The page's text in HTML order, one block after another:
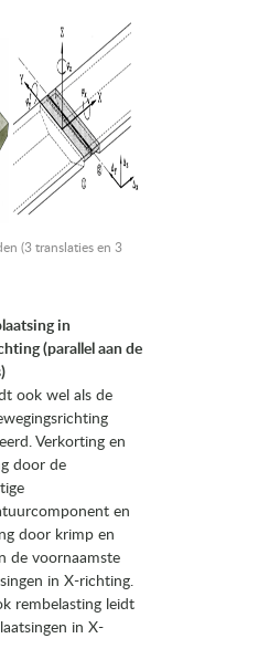
(3 translaties en 3
in
(parallel aan de
ook wel als de
Verkorting en
door de
en
door krimp en
de voornaamste
in X-richting.
rembelasting leidt
in X-